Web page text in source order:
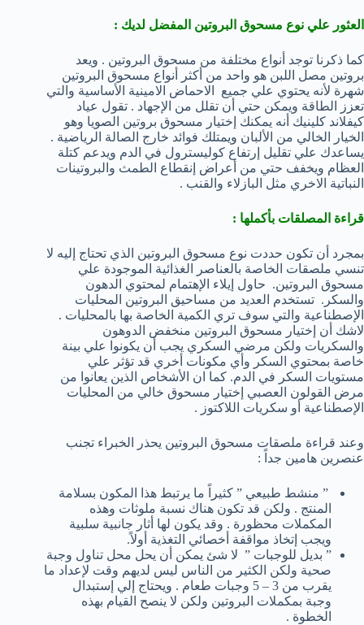
العثور علي نوع مسحوق البروتين المفضل لديك :
كما ذكرنا توجد أنواع مختلفة من مسحوق البروتين . ويعد
بروتين مصل اللبن هو واحد من أكثر أنواع مسحوق البروتين
شهرة لأنه يحتوي علي جميع الاحماض الامينية الأساسية والتي
تعزز الطاقة ويمكن حتي أن تقلل من الإجهاد . تقول عياد
كيفلاند كلينيك أنه يمكنك إختيار مسحوق بروتين الصويا وهو
الخيار الخالي من الألبان ويمتلك فوائد خارج الصالة الرياضية .
يساعدك علي تقليل إرتفاع كوليسترول في الدم ويدعم كتلة
العظام ويخفف حتي من أعراض إنقطاع الطمث والبروتينات
النباتية الاخري مثل البازلاء والقنب .
قراءة المصلقات بأكملها :
بمجرد أن تكون حددت نوع مسحوق البروتين الذي تحتاج إليه لا
تنسي ملصقات الخاصة بالعناصر الغذائية الموجودة علي
مسحوق البروتين. حاول إيلاء الإهتمام لمحتوي الدهون
والسكر. تستخدم العديد من مساحيق البروتين المحليات
الإصطناعية والتي سوف تري الكمية الخاصة بها بالمحليات .
لاشك أن إختيار مسحوق البروتين منخفض الدوهون
والسكريات ولكن مرضي السكري يجب أن يكونوا علي بينة
خاصة بمحتوي السكر وأي مكونات أخري قد تؤثر علي
مستويات السكر في الدم. كما ان الأشخاص الذين يعانوا من
مرض القولون العصبي إختيار مسحوق خالي من المحليات
الإصطناعية أو سكريات اللاكتوز .
وعند قراءة ملصقات مسحوق البروتين يحذر الخبراء تجنب
عنصرين هامين جداً :
” منشط طبيعي ” كثيراً ما يرتبط هذا المكون بسلامة
المنتج . ولكن قد تكون هناك نسبة ملوثات وهذه
المكملات محظورة . وقد يكون لها أثار جانبية سلبية
ويجب إتخاذ مواقفة أخصائي التغذية أولاً.
” بديل للوجبات ” لا شئ يمكن أن يحل محل تناول وجبة
صحية ولكن الكثير من الناس ليس لديهم وقت لإعداد ما
يقرب من 3 – 5 وجبات طعام . ويحتاج إلي إستبدال
وجبة بمكملات البروتين ولكن لا ينصح القيام بهذه
الخطوة .